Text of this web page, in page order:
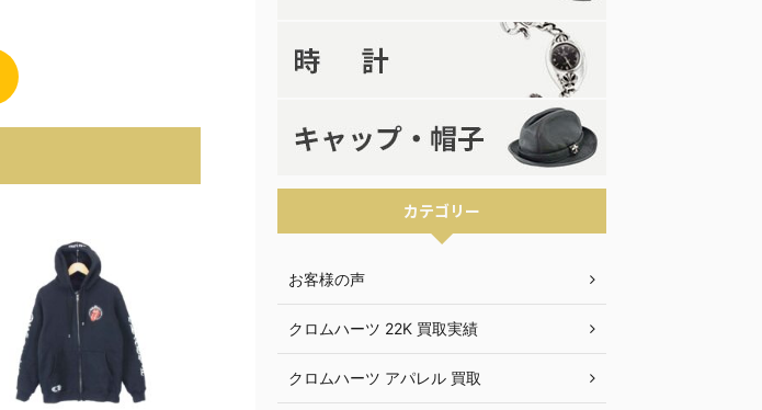
カテゴリー
お客様の声
クロムハーツ 22K 買取実績
クロムハーツ アパレル 買取